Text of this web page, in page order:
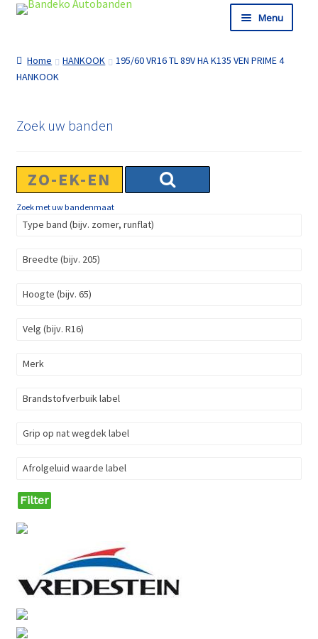
Ga door naar navigatie
Ga naar de inhoud
Menu
Informatie
Home HANKOOK
195/60 VR16 TL 89V HA K135 VEN PRIME 4
HANKOOK
Zoek uw banden
Zoek met uw bandenmaat
Type band (bijv. zomer, runflat)
Breedte (bijv. 205)
Hoogte (bijv. 65)
Velg (bijv. R16)
Merk
Brandstofverbuik label
Grip op nat wegdek label
Afrolgeluid waarde label
Filter